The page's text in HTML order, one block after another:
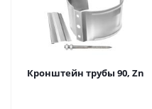
Кронштейн трубы 90, Zn